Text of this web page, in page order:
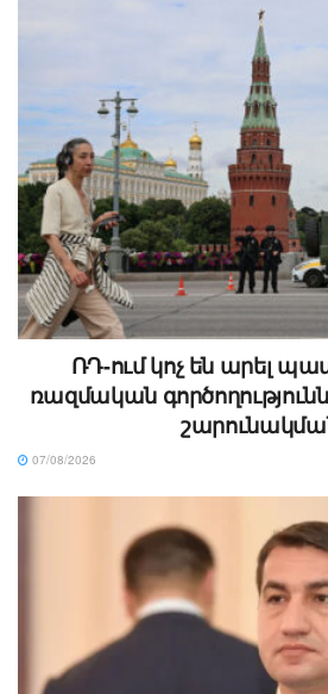
ՌԴ-ում կոչ են արել
ռազմական
07/08/2026